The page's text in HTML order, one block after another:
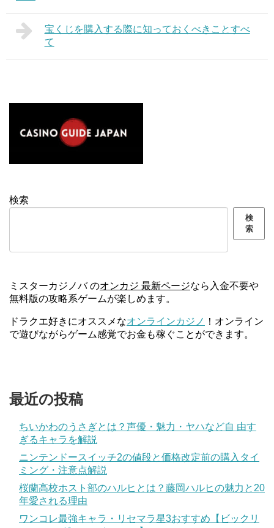
宝くじを購入する際に知っておくべきことすべ
て
検索
検
索
ミスターカジノバ のオンカジ 最新ページなら入金不要や
無料版の攻略系ゲームが楽しめます。
ドラクエ好きにオススメなオンラインカジノ ！オンライン
で遊びながらゲーム感覚でお金も稼ぐことができます。
最近の投稿
ちいかわのうさぎとは？声優・魅力・ヤハなど自 由す
ぎるキャラを解説
ニンテンドースイッチ2の値段と価格改定前の購入タイ
ミング・注意点解説
桜蘭高校ホスト部のハルヒとは？藤岡ハルヒの魅力と20
年愛される理由
ワンコレ最強キャラ・リセマラ星3おすすめ【ビックリ